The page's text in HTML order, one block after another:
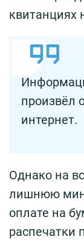
квитанциях
произвёл
интернет.
Однако на
лишнюю
оплате на
распечатки